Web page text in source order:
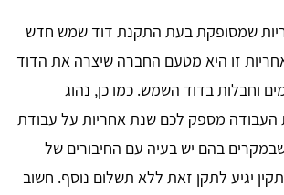
שמסופקת בעת התקנת דוד שמש חדש
4 שנים. אחריות זו היא מטעם החברה שיצרה את הדוד
וחבלות בדוד השמש. כמו כן, נהוג
העבודה מספק לכם שנת אחריות על עבודת
בהם יש בעיה עם החיבורים של
יגיע לתקן זאת ללא תשלום נוסף. חשוב